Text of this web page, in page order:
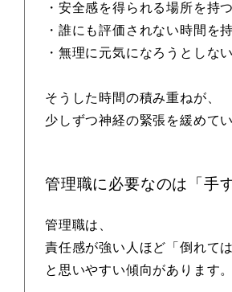
・安全感を得られる場所を持つ
・誰にも評価されない時間を
・無理に元気になろうとしない
そうした時間の積み重ねが、
少しずつ神経の緊張を緩めて
管理職に必要なのは「手
管理職は、
責任感が強い人ほど「倒れて
と思いやすい傾向があります。